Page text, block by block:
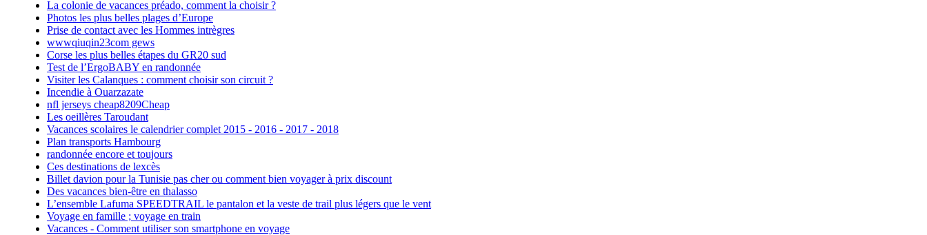
La colonie de vacances préado, comment la choisir ?
Photos les plus belles plages d’Europe
Prise de contact avec les Hommes intrègres
wwwqiuqin23com gews
Corse les plus belles étapes du GR20 sud
Test de l’ErgoBABY en randonnée
Visiter les Calanques : comment choisir son circuit ?
Incendie à Ouarzazate
nfl jerseys cheap8209Cheap
Les oeillères Taroudant
Vacances scolaires le calendrier complet 2015 - 2016 - 2017 - 2018
Plan transports Hambourg
randonnée encore et toujours
Ces destinations de lexcès
Billet davion pour la Tunisie pas cher ou comment bien voyager à prix discount
Des vacances bien-être en thalasso
L’ensemble Lafuma SPEEDTRAIL le pantalon et la veste de trail plus légers que le vent
Voyage en famille ; voyage en train
Vacances - Comment utiliser son smartphone en voyage